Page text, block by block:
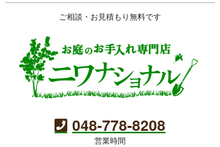
ご相談・お見積もり無料です
048-778-8208
営業時間